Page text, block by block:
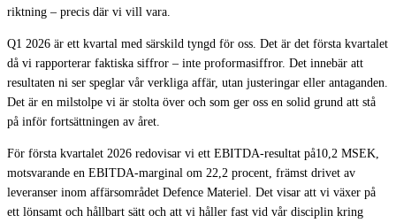
riktning – precis där vi vill vara.
Q1 2026 är ett kvartal med särskild tyngd för oss. Det är det första kvartalet
då vi rapporterar faktiska siffror – inte proformasiffror. Det innebär att
resultaten ni ser speglar vår verkliga affär, utan justeringar eller antaganden.
Det är en milstolpe vi är stolta över och som ger oss en solid grund att stå
på inför fortsättningen av året.
För första kvartalet 2026 redovisar vi ett EBITDA-resultat på10,2 MSEK,
motsvarande en EBITDA-marginal om 22,2 procent, främst drivet av
leveranser inom affärsområdet Defence Materiel. Det visar att vi växer på
ett lönsamt och hållbart sätt och att vi håller fast vid vår disciplin kring